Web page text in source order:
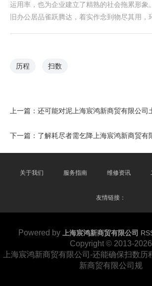
运用率，也为企业建立了精熟的社会拖累形象
旧办公居品雀跃腾达，着实作念到物尽其用，
历程 扫数
上一篇： 还可能对泥上海宸鸿新商贸有限公司
下一篇： 了解耗尽者需乞降上海宸鸿新商贸有
关于我们 服务指南 维修资讯
友情链接：
Powered by 上海宸鸿新商贸有限公司
Copyright © 2013-2026
上海宸鸿新商贸有限公司-还能确保扫数
新商贸有限公司规